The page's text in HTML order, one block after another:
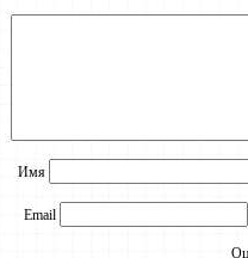
Имя
Email